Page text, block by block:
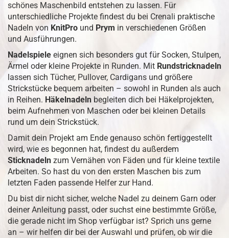
schönes Maschenbild entstehen zu lassen. Für
unterschiedliche Projekte findest du bei Crenali praktische
Nadeln von KnitPro und Prym in verschiedenen Größen
und Ausführungen.
Nadelspiele eignen sich besonders gut für Socken, Stulpen,
Ärmel oder kleine Projekte in Runden. Mit Rundstricknadeln
lassen sich Tücher, Pullover, Cardigans und größere
Strickstücke bequem arbeiten – sowohl in Runden als auch
in Reihen. Häkelnadeln begleiten dich bei Häkelprojekten,
beim Aufnehmen von Maschen oder bei kleinen Details
rund um dein Strickstück.
Damit dein Projekt am Ende genauso schön fertiggestellt
wird, wie es begonnen hat, findest du außerdem
Sticknadeln zum Vernähen von Fäden und für kleine textile
Arbeiten. So hast du von den ersten Maschen bis zum
letzten Faden passende Helfer zur Hand.
Du bist dir nicht sicher, welche Nadel zu deinem Garn oder
deiner Anleitung passt, oder suchst eine bestimmte Größe,
die gerade nicht im Shop verfügbar ist? Sprich uns gerne
an – wir helfen dir bei der Auswahl und prüfen, ob wir die